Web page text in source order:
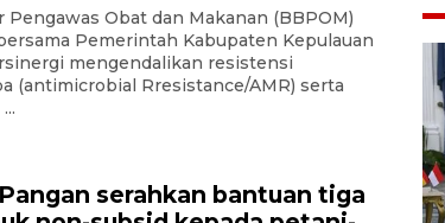
Pengawas Obat dan Makanan (BBPOM)
Pemerintah Kabupaten Kepulauan
mengendalikan resistensi
(antimicrobial Rresistance/AMR) serta
serahkan bantuan tiga
FOTO - Kirab memperingati